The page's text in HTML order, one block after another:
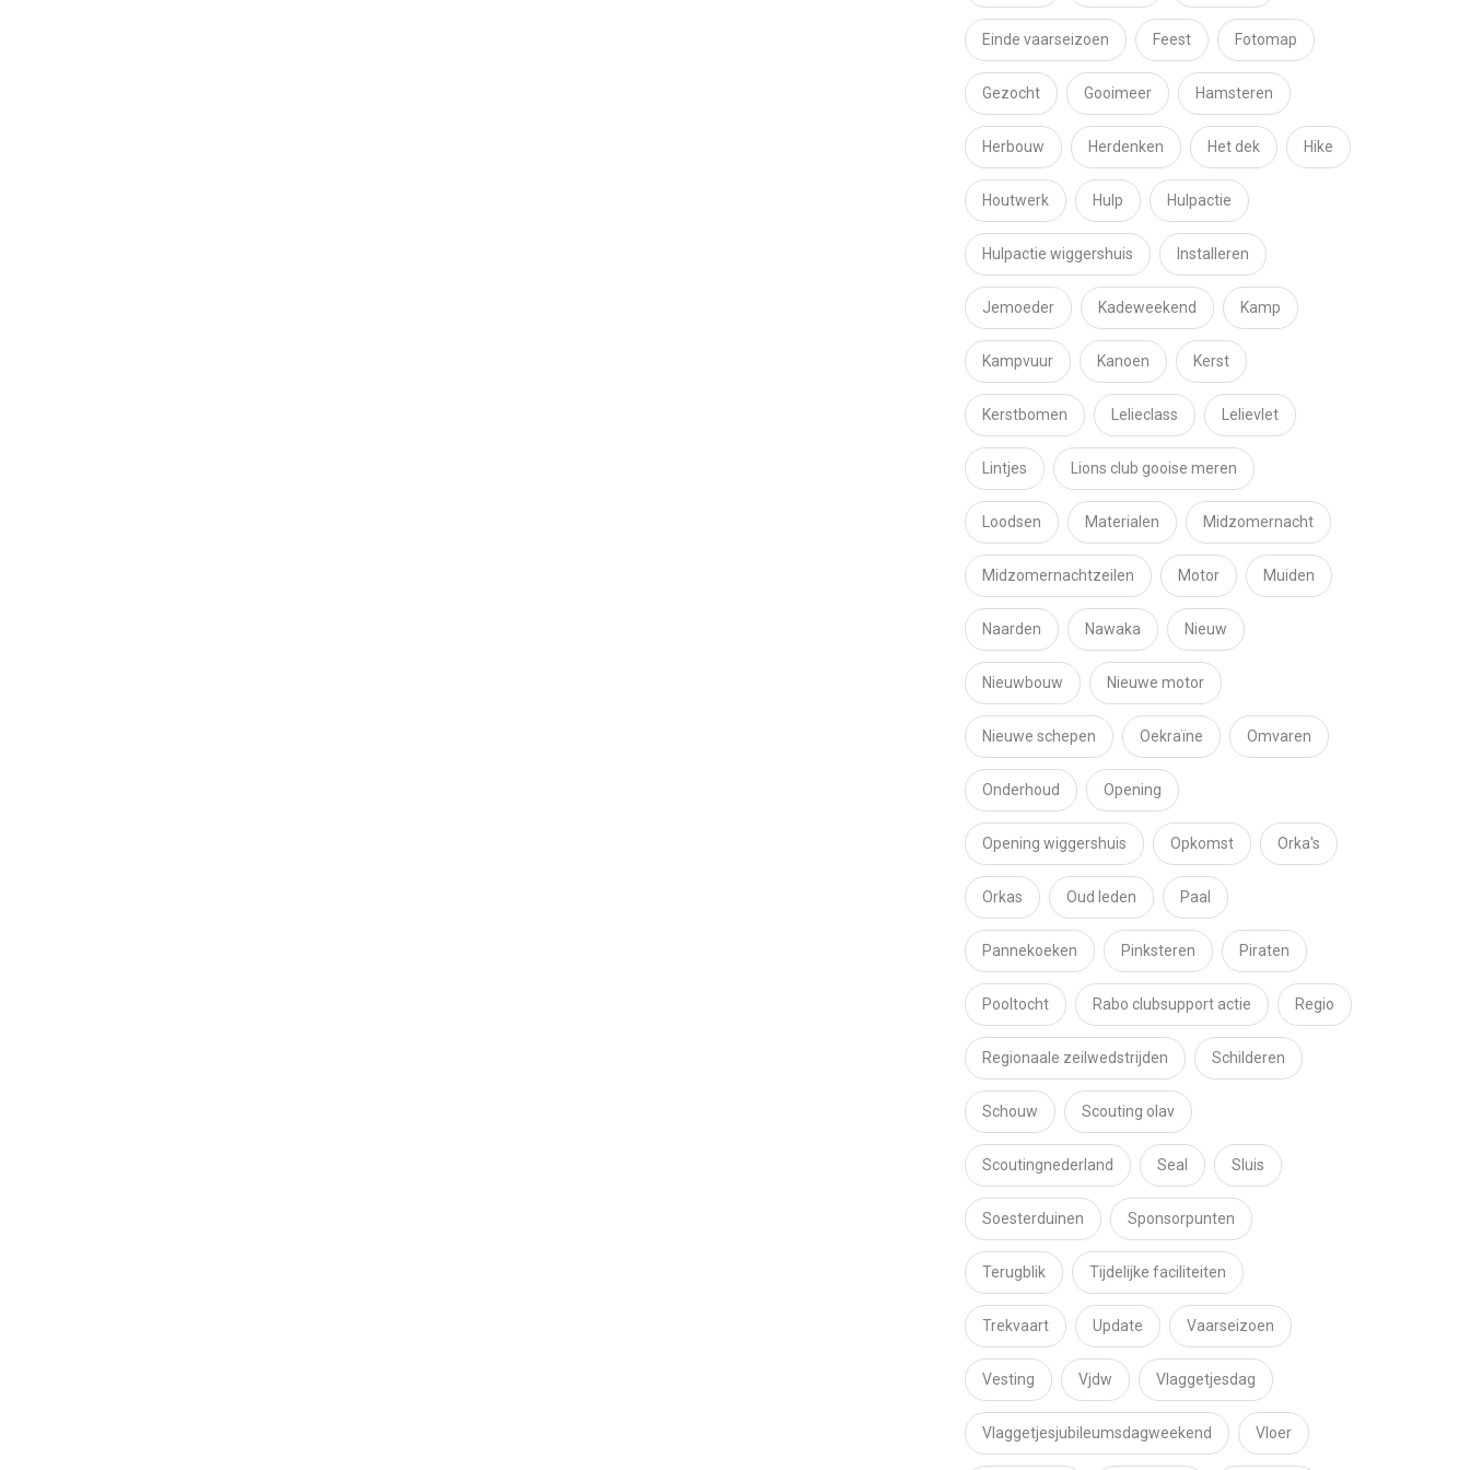
Einde vaarseizoen Feest Fotomap
Gezocht Gooimeer Hamsteren
Herbouw Herdenken Het dek Hike
Houtwerk Hulp Hulpactie
Hulpactie wiggershuis Installeren
Jemoeder Kadeweekend Kamp
Kampvuur Kanoen Kerst
Kerstbomen Lelieclass Lelievlet
Lintjes Lions club gooise meren
Loodsen Materialen Midzomernacht
Midzomernachtzeilen Motor Muiden
Naarden Nawaka Nieuw
Nieuwbouw Nieuwe motor
Nieuwe schepen Oekraïne Omvaren
Onderhoud Opening
Opening wiggershuis Opkomst Orka's
Orkas Oud leden Paal
Pannekoeken Pinksteren Piraten
Pooltocht Rabo clubsupport actie Regio
Regionaale zeilwedstrijden Schilderen
Schouw Scouting olav
Scoutingnederland Seal Sluis
Soesterduinen Sponsorpunten
Terugblik Tijdelijke faciliteiten
Trekvaart Update Vaarseizoen
Vesting Vjdw Vlaggetjesdag
Vlaggetjesjubileumsdagweekend Vloer